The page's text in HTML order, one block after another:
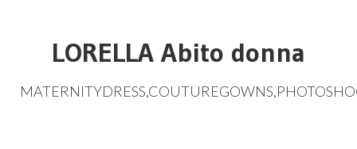
LORELLA Abito donna
MATERNITYDRESS,COUTUREGOWNS,